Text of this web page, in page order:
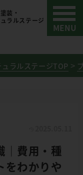
装・
ラルステージ
ラルステージTOP
｜費用・種
をわかりや